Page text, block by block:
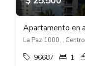
La Paz 1000, , Centro
96687 1